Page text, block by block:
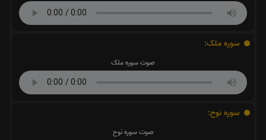
سوره ملک:
صوت سوره ملک
سوره نوح:
صوت سوره نوح